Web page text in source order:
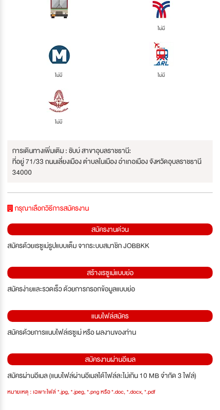
ไม่มี
ไม่มี ไม่มี
ไม่มี
การเดินทางเพิ่มเติม : ชับบ์ สาขาอุบลราชธานี:
ที่อยู่ 71/33 ถนนเลี่ยงเมือง ตำบลในเมือง อำเภอเมือง จังหวัดอุบลราชธานี
34000
กรุณาเลือกวิธีการสมัครงาน
สมัครงานด่วน
สมัครด้วยเรซูเม่รูปแบบเต็ม จากระบบสมาชิก JOBBKK
สร้างเรซูเม่แบบย่อ
สมัครง่ายและรวดเร็ว ด้วยการกรอกข้อมูลแบบย่อ
แนบไฟล์สมัคร
สมัครด้วยการแนบไฟล์เรซูเม่ หรือ ผลงานของท่าน
สมัครงานผ่านอีเมล
สมัครผ่านอีเมล (แนบไฟล์ผ่านอีเมลได้ไฟล์ละไม่เกิน 10 MB จำกัด 3 ไฟล์)
หมายเหตุ : เฉพาะไฟล์ *.jpg, *.jpeg, *.png หรือ *.doc, *.docx, *.pdf